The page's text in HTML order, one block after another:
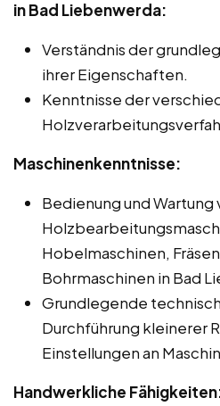
in Bad Liebenwerda:
Verständnis der
ihrer Eigenschaften.
Kenntnisse der
Maschinenkenntnisse:
Bedienung und Wartung
Hobelmaschinen,
Bohrmaschinen in Bad
Grundlegende
Durchführung kleinerer
Einstellungen an
Handwerkliche